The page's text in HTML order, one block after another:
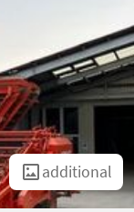
additional